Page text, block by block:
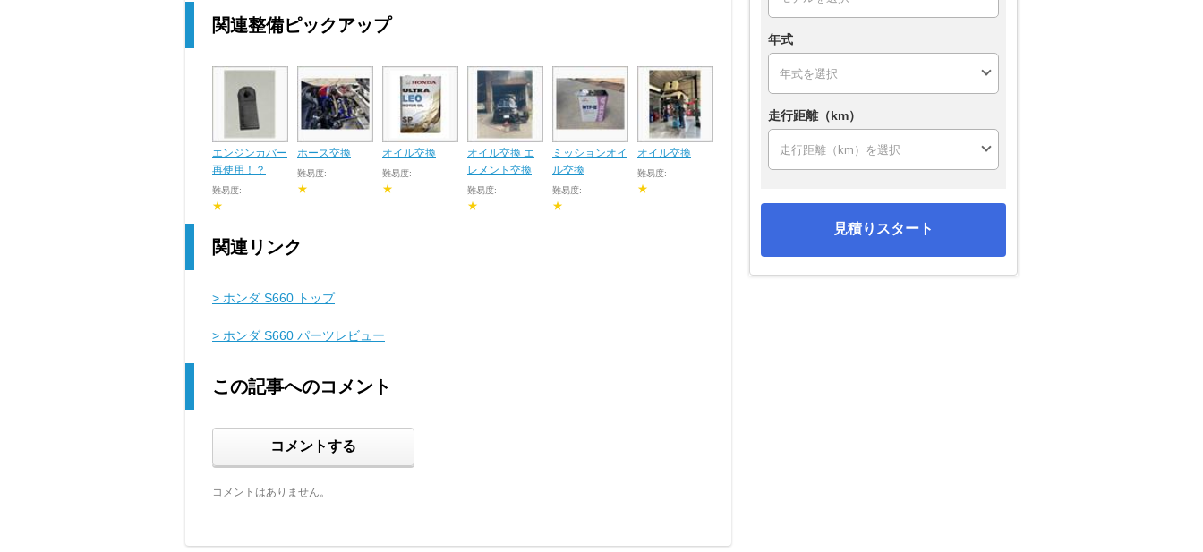
関連整備ピックアップ
エンジンカバー
再使用！？
難易度:
★
ホース交換
難易度:
★
オイル交換
難易度:
★
オイル交換 エ
レメント交換
難易度:
★
ミッションオイ
ル交換
難易度:
★
オイル交換
難易度:
★
関連リンク
> ホンダ S660 トップ
> ホンダ S660 パーツレビュー
この記事へのコメント
コメントする
コメントはありません。
年式
走行距離（km）
見積りスタート